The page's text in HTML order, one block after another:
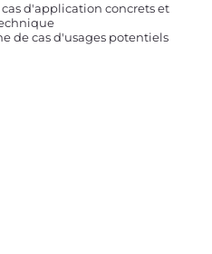
d'application concrets et
de cas d'usages potentiels